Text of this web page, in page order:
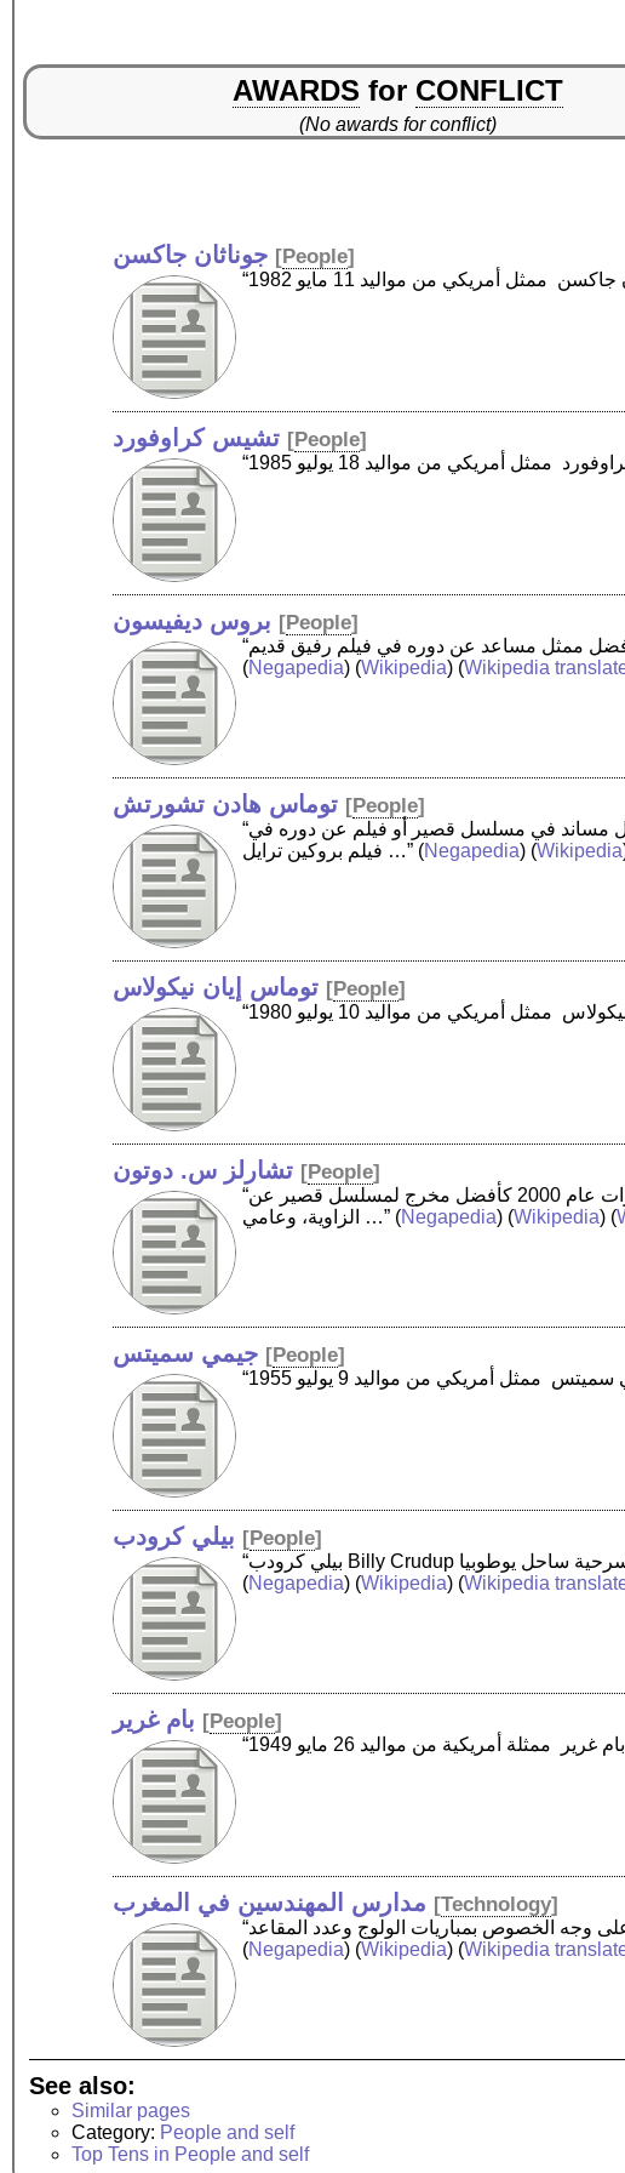
AWARDS for CONFLICT
(No awards for conflict)
جوناثان جاكسن [People]
تشيس كراوفورد [People]
بروس ديفيسون [People]
(Negapedia) (Wikipedia) (Wikipedia
توماس هادن تشورتش [People]
“توماس هادن تشورتش ‏ ممثل أمريكي من مواليد 17 يونيو 1960. حاصل على جائزة الإيمي 2007 لأفضل ممثل مساند في مسلسل قصير أو فيلم عن دوره في
فيلم بروكين ترايل …” (Negapedia) (Wikipedia
توماس إيان نيكولاس [People]
تشارلز س. دوتون [People]
“تشارلز ستانلي دوتون ‏ ممثل ومخرج أمريكي من مواليد 30 يناير 1951، حاصل على جائزة الإيمي ثلاث مرات عام 2000 كأفضل مخرج لمسلسل قصير عن
الزاوية، وعامي …” (Negapedia) (Wikipedia) (
جيمي سميتس [People]
بيلي كرودب [People]
(Negapedia) (Wikipedia) (Wikipedia
بام غرير [People]
مدارس المهندسين في المغرب [Technology]
(Negapedia) (Wikipedia) (Wikipedia
See also:
Similar pages
Category: People and self
Top Tens in People and self